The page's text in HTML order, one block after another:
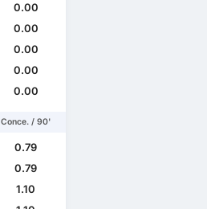
0.00
0.00
0.00
0.00
0.00
Conce. / 90'
0.79
0.79
1.10